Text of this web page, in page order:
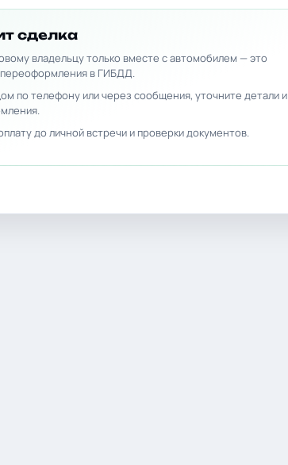
сделка
владельцу только вместе с автомобилем — это
в ГИБДД.
по телефону или через сообщения, уточните детали и
до личной встречи и проверки документов.